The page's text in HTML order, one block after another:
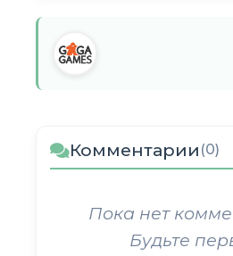
Комментарии (0)
Пока нет
Будьте